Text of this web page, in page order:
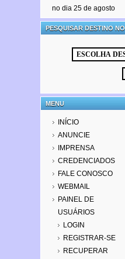
no dia 25 de agosto
PESQUISAR DESTINO
MENU
INÍCIO
ANUNCIE
IMPRENSA
CREDENCIADOS
FALE CONOSCO
WEBMAIL
PAINEL DE
USUÁRIOS
LOGIN
REGISTRAR-SE
RECUPERAR